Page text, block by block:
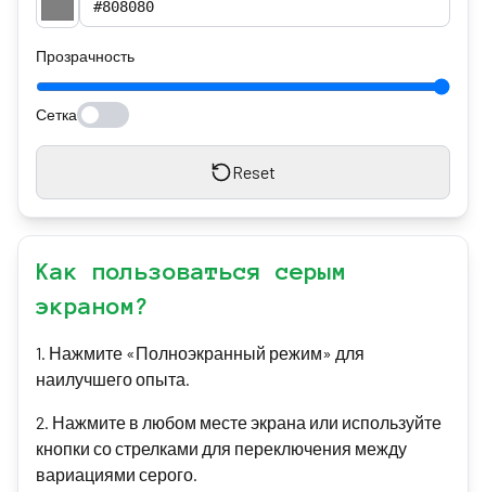
Прозрачность
Сетка
Reset
Как пользоваться серым
экраном?
1. Нажмите «Полноэкранный режим» для
наилучшего опыта.
2. Нажмите в любом месте экрана или используйте
кнопки со стрелками для переключения между
вариациями серого.